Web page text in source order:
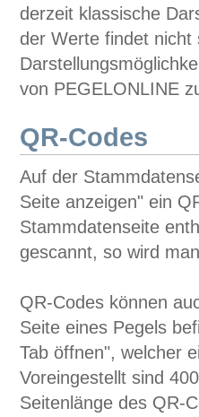
derzeit klassische
der Werte findet
von PEGELONLINE
QR-Codes
Auf der
Seite anzeigen" ein
Stammdatenseite
gescannt, so wird
QR-Codes können
Seite eines Pegels
Tab öffnen", welcher
Voreingestellt sind
Seitenlänge des QR-